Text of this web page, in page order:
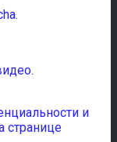
и
странице